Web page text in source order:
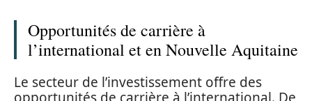
Opportunités de carrière à
l’international et en Nouvelle Aquitaine
Le secteur de l’investissement offre des